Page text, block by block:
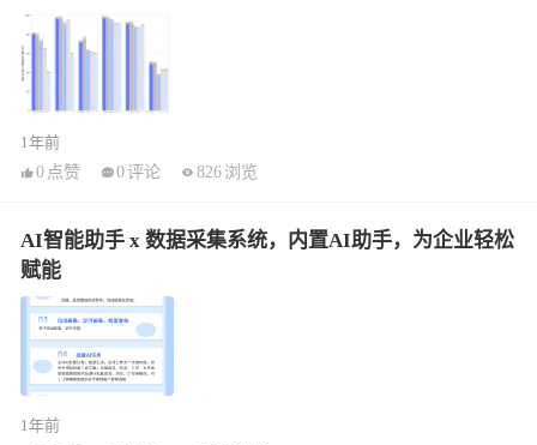
1年前
0 点赞 0评论 826 浏览
AI智能助手 x 数据采集系统，内置AI助手，为企业轻松
赋能
1年前